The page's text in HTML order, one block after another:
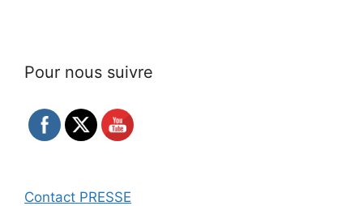
Pour nous suivre
Contact PRESSE